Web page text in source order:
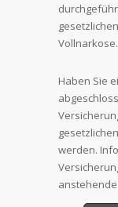
Vollnarkose.
Haben Sie
werden.